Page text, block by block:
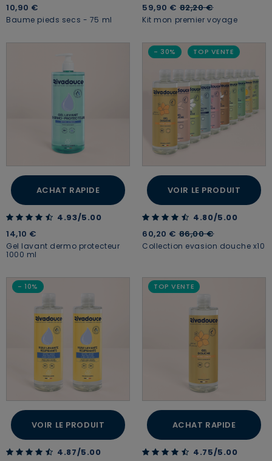
10,90 €
Baume pieds secs - 75 ml
59,90 €Price reduced from
82,20 €to
Kit mon premier voyage
ACHAT RAPIDE
4.93 out of 5 Customer Rating
4.93/5.00
14,10 €
Gel lavant dermo protecteur
1000 ml
- 30% TOP VENTE
VOIR LE PRODUIT
4.80 out of 5 Customer Rating
4.80/5.00
60,20 €Price reduced from
86,00 €to
Collection evasion douche x10
- 10%
VOIR LE PRODUIT
4.87 out of 5 Customer Rating
4.87/5.00
TOP VENTE
ACHAT RAPIDE
4.75 out of 5 Customer Rating
4.75/5.00